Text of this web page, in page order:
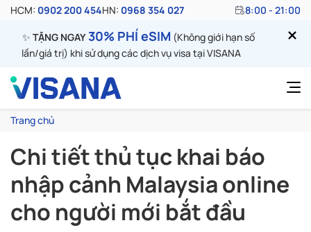
HCM: 0902 200 454HN: 0968 354 027 8:00 - 21:00
✨ TẶNG NGAY30% PHÍ eSIM (Không giới hạn số
lần/giá trị) khi sử dụng các dịch vụ visa tại VISANA
Trang chủ
Chi tiết thủ tục khai báo
nhập cảnh Malaysia online
cho người mới bắt đầu